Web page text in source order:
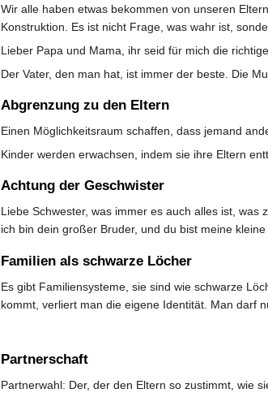
Wir alle haben etwas bekommen von unseren
Konstruktion. Es ist nicht Frage, was wahr ist,
Lieber Papa und Mama, ihr seid für mich die
Der Vater, den man hat, ist immer der beste. Die
Abgrenzung zu den Eltern
Einen Möglichkeitsraum schaffen, dass jemand
Kinder werden erwachsen, indem sie ihre Eltern
Achtung der Geschwister
Liebe Schwester, was immer es auch alles ist,
ich bin dein großer Bruder, und du bist meine kleine
Familien als schwarze Löcher
Es gibt Familiensysteme, sie sind wie schwarze
kommt, verliert man die eigene Identität. Man darf
Partnerschaft
Partnerwahl: Der, der den Eltern so zustimmt, wie